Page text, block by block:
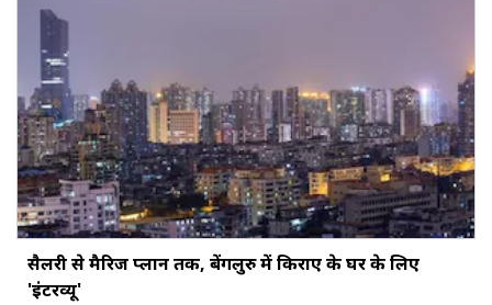
सैलरी से मैरिज प्लान तक, बेंगलुरु में किराए के घर के लिए
'इंटरव्यू'